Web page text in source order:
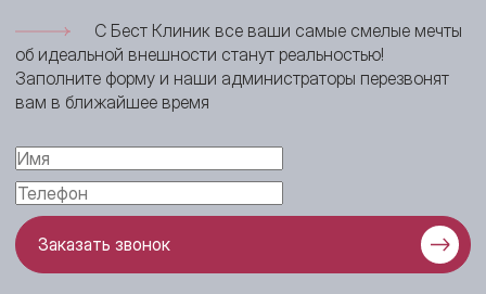
С Бест Клиник все ваши самые смелые мечты
об идеальной внешности станут реальностью!
Заполните форму и наши администраторы перезвонят
вам в ближайшее время
Заказать звонок